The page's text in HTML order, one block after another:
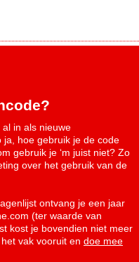
in als nieuwe
hoe gebruik je de code
gebruik je ‘m juist niet? Zo
over het gebruik van de
ontvang je een jaar
(ter waarde van
kost je bovendien niet meer
vak vooruit en doe mee